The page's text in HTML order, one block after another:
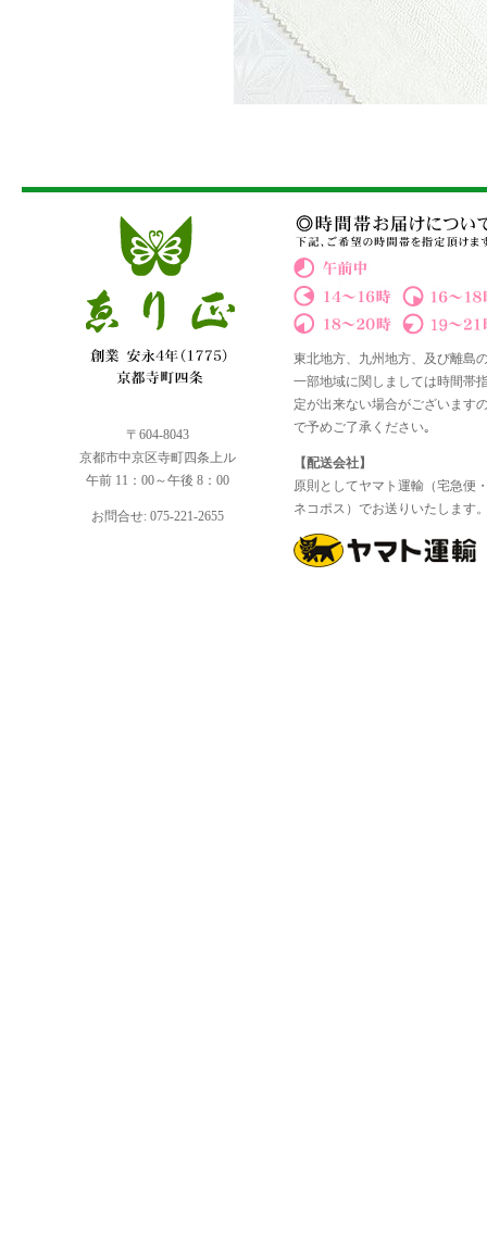
〒604-8043
京都市中京区寺町四条上ル
午前 11：00～午後 8：00
お問合せ: 075-221-2655
東北地方、九州地方、及び離島
一部地域に関しましては時間帯
定が出来ない場合がございます
で予めご了承ください｡
【配送会社】
原則としてヤマト運輸（宅急便
ネコポス）でお送りいたします